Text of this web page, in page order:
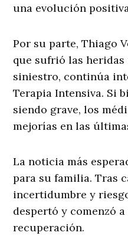
una evolución
Por su parte, Thiago
que sufrió las heridas
siniestro, continúa
Terapia Intensiva. Si
siendo grave, los
mejorías en las
La noticia más
para su familia. Tras
incertidumbre y
despertó y comenzó
recuperación.